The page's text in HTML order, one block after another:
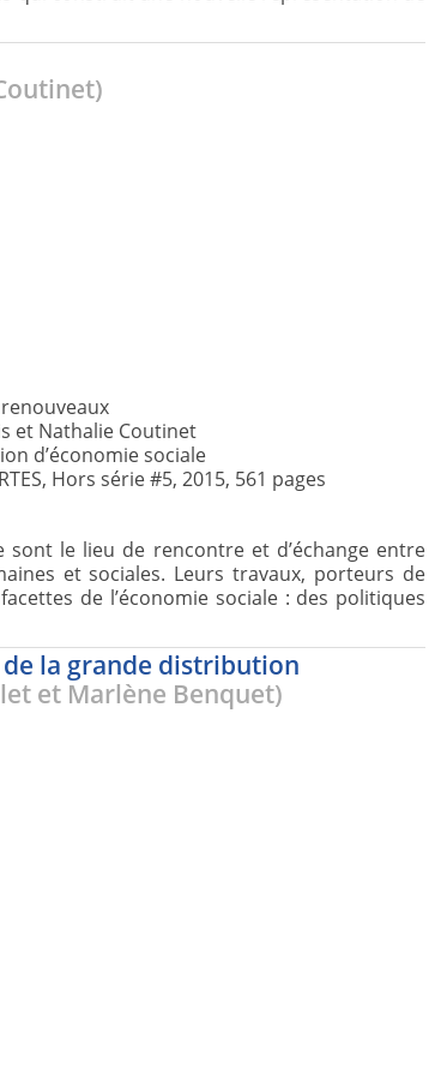
et Nathalie Coutinet
d’économie sociale
Hors série #5, 2015, 561 pages
sont le lieu de rencontre et d’échange entre
et sociales. Leurs travaux, porteurs de
de l’économie sociale : des politiques
de la grande distribution
et Marlène Benquet)